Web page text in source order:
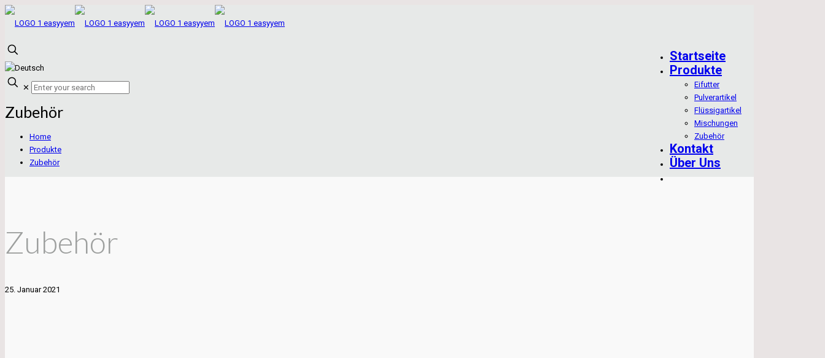
Startseite
Produkte
Eifutter
Pulverartikel
Flüssigartikel
Mischungen
Zubehör
Kontakt
Über Uns
✕
Zubehör
Home
Produkte
Zubehör
Zubehör
25. Januar 2021